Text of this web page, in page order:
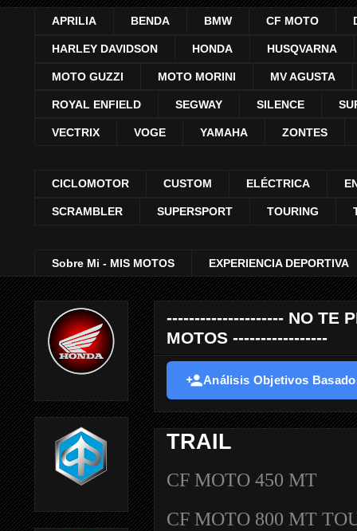
APRILIA BENDA BMW CF MOTO
HARLEY DAVIDSON HONDA HUSQVARNA
MOTO GUZZI MOTO MORINI MV AGUSTA
ROYAL ENFIELD SEGWAY SILENCE
VECTRIX VOGE YAMAHA ZONTES
CICLOMOTOR CUSTOM ELÉCTRICA
SCRAMBLER SUPERSPORT TOURING
Sobre Mi - MIS MOTOS EXPERIENCIA DEPORTIVA
--------------------- NO TE
MOTOS -----------------
Análisis Objetivos
TRAIL
CF MOTO 450 MT
CF MOTO 800 MT